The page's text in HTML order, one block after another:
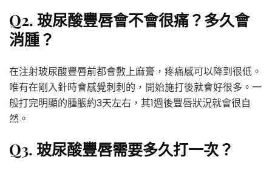
Q2. 玻尿酸豐唇會不會很痛？多久會
消腫？
在注射玻尿酸豐唇前都會敷上麻膏，疼痛感可以降到很低。
唯有在剛入針時會感覺刺刺的，開始施打後就會好很多。一
般打完明顯的腫脹約3天左右，其1週後豐唇狀況就會很自
然。
Q3. 玻尿酸豐唇需要多久打一次？